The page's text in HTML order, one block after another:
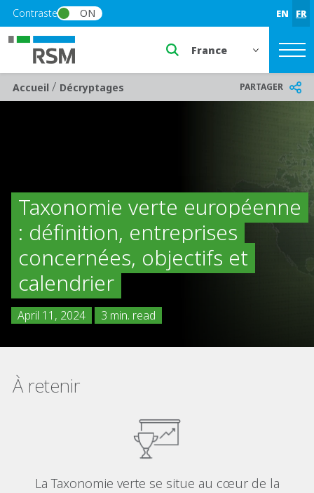
Skip to main content
Contraste ON EN FR
Select a region or
Breadcrumb
Accueil/ Décryptages PARTAGER
Taxonomie verte européenne
: définition, entreprises
concernées, objectifs et
calendrier
April 11, 2024 3 min. read
À retenir
La Taxonomie verte se situe au cœur de la